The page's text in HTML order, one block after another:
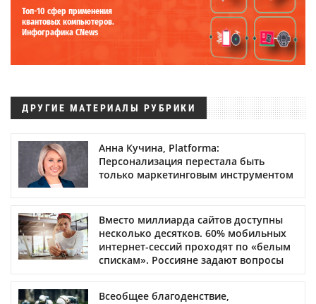
Топ-10 сфер применения
квантовых компьютеров.
Инфографика CNews
ДРУГИЕ МАТЕРИАЛЫ РУБРИКИ
Анна Кучина, Platforma:
Персонализация перестала быть
только маркетинговым инструментом
Вместо миллиарда сайтов доступны
несколько десятков. 60% мобильных
интернет-сессий проходят по «белым
спискам». Россияне задают вопросы
Всеобщее благоденствие,